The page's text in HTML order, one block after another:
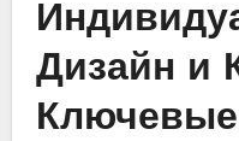
Дизайн и